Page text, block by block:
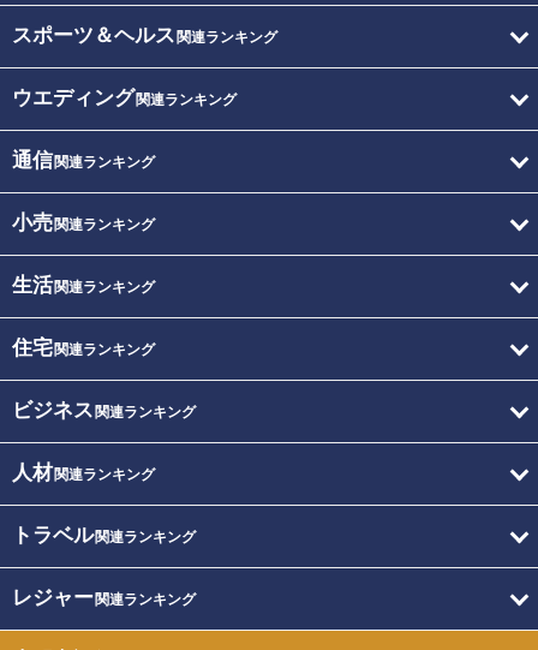
スポーツ＆ヘルス 関連ランキング
ウエディング関連ランキング
通信関連ランキング
小売関連ランキング
生活関連ランキング
住宅関連ランキング
ビジネス 関連ランキング
人材関連ランキング
トラベル関連ランキング
レジャー関連ランキング